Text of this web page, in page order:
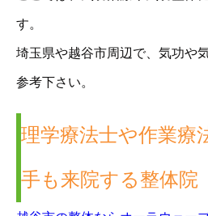
す。
埼玉県や越谷市周辺で、気功や
参考下さい。
理学療法士や作業療
手も来院する整体院